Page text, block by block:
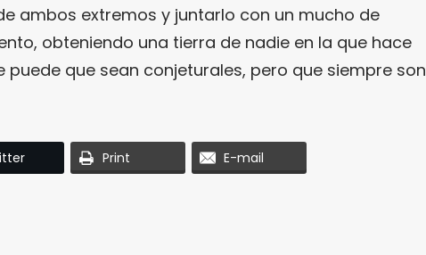
ambos extremos y juntarlo con un mucho de
obteniendo una tierra de nadie en la que hace
puede que sean conjeturales, pero que siempre son
Print E-mail